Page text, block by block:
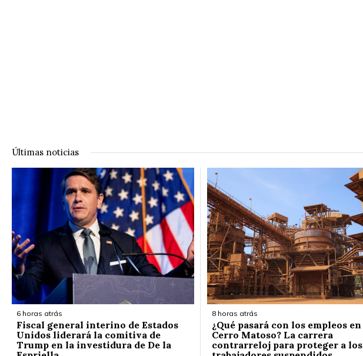
Últimas noticias
6 horas atrás
Fiscal general interino de Estados
Unidos liderará la comitiva de
Trump en la investidura de De la
8 horas atrás
¿Qué pasará con los empleos en
Cerro Matoso? La carrera
contrarreloj para proteger a los